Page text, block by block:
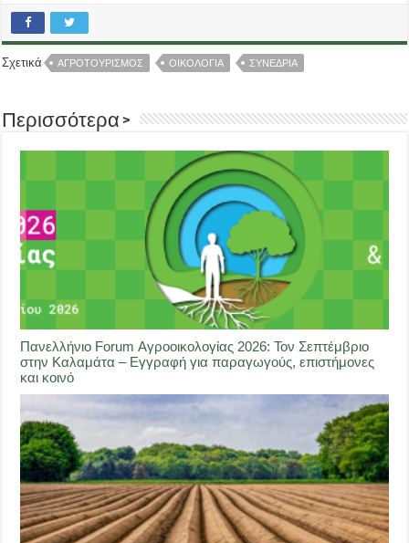
Σχετικά ΑΓΡΟΤΟΥΡΙΣΜΟΣ ΟΙΚΟΛΟΓΙΑ ΣΥΝΕΔΡΙΑ
Περισσότερα >
Πανελλήνιο Forum Αγροοικολογίας 2026: Τον Σεπτέμβριο
στην Καλαμάτα – Εγγραφή για παραγωγούς, επιστήμονες
και κοινό